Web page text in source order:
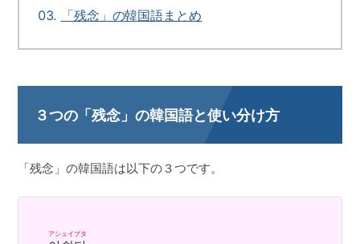
「残念」の韓国語まとめ
３つの「残念」の韓国語と使い分け方
「残念」の韓国語は以下の３つです。
アシュイプタ